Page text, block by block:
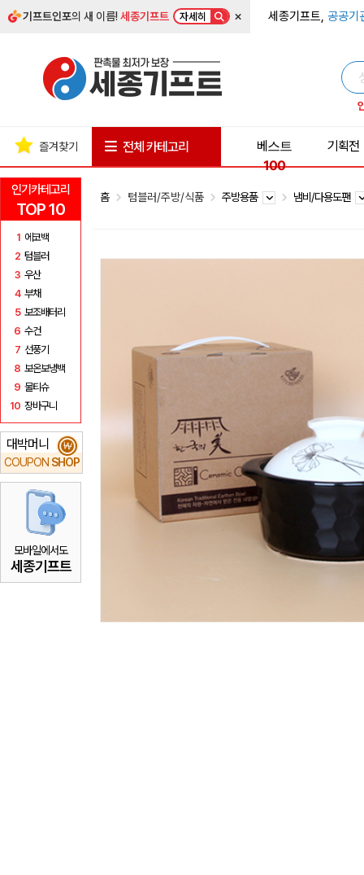
기프트인포의 새 이름!세종기프트 자세히 × 세종기프트, 공공기
인기카테고리
TOP 10
1 에코백
2 텀블러
3 우산
4 부채
5 보조배터리
6 수건
7 선풍기
8 보온보냉백
9 물티슈
10 장바구니
대박머니
COUPON SHOP
₩
모바일에서도
세종기프트
즐겨찾기 전체 카테고리
베스트
100
기획전
홈 텀블러/주방/식품 주방용품 냄비/다용도팬